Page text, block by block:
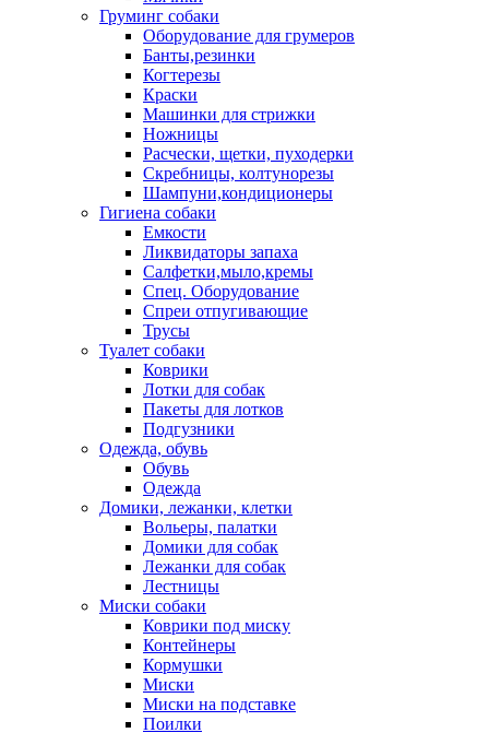
Груминг собаки
Оборудование для грумеров
Банты,резинки
Когтерезы
Краски
Машинки для стрижки
Ножницы
Расчески, щетки, пуходерки
Скребницы, колтунорезы
Шампуни,кондиционеры
Гигиена собаки
Емкости
Ликвидаторы запаха
Салфетки,мыло,кремы
Спец. Оборудование
Спреи отпугивающие
Трусы
Туалет собаки
Коврики
Лотки для собак
Пакеты для лотков
Подгузники
Одежда, обувь
Обувь
Одежда
Домики, лежанки, клетки
Вольеры, палатки
Домики для собак
Лежанки для собак
Лестницы
Миски собаки
Коврики под миску
Контейнеры
Кормушки
Миски
Миски на подставке
Поилки